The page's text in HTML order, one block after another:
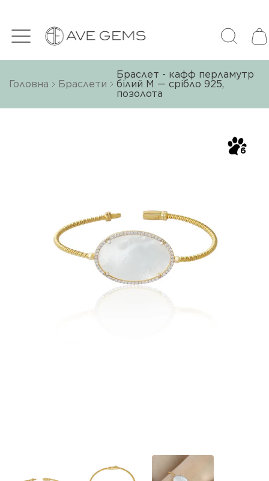
Головна Браслети
Браслет - кафф перламутр
білий M — срібло 925,
позолота
6